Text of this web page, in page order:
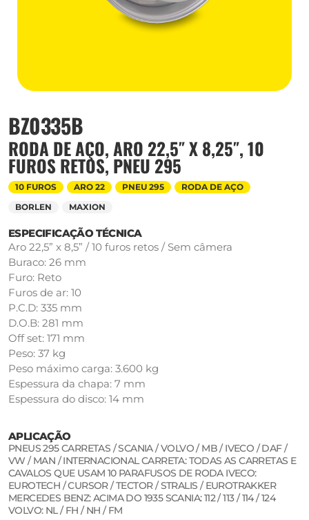
BZ0335B
RODA DE AÇO, ARO 22,5″ X 8,25″, 10
FUROS RETOS, PNEU 295
10 FUROS ARO 22 PNEU 295
RODA DE AÇO
BORLEN
MAXION
ESPECIFICAÇÃO TÉCNICA
Aro 22,5” x 8,5” / 10 furos retos / Sem câmera
Buraco: 26 mm
Furo: Reto
Furos de ar: 10
P.C.D: 335 mm
D.O.B: 281 mm
Off set: 171 mm
Peso: 37 kg
Peso máximo carga: 3.600 kg
Espessura da chapa: 7 mm
Espessura do disco: 14 mm
APLICAÇÃO
PNEUS 295 CARRETAS / SCANIA / VOLVO / MB / IVECO / DAF /
VW / MAN / INTERNACIONAL CARRETA: TODAS AS CARRETAS E
CAVALOS QUE USAM 10 PARAFUSOS DE RODA IVECO:
EUROTECH / CURSOR / TECTOR / STRALIS / EUROTRAKKER
MERCEDES BENZ: ACIMA DO 1935 SCANIA: 112 / 113 / 114 / 124
VOLVO: NL / FH / NH / FM